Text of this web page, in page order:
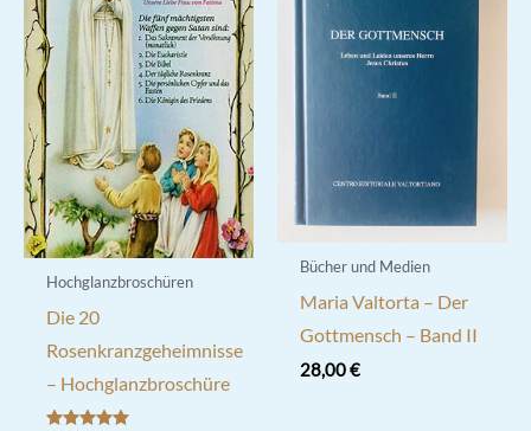
Hochglanzbroschüren
Die 20
Rosenkranzgeheimnisse
– Hochglanzbroschüre
Bücher und Medien
Maria Valtorta – Der
Gottmensch – Band II
28,00€